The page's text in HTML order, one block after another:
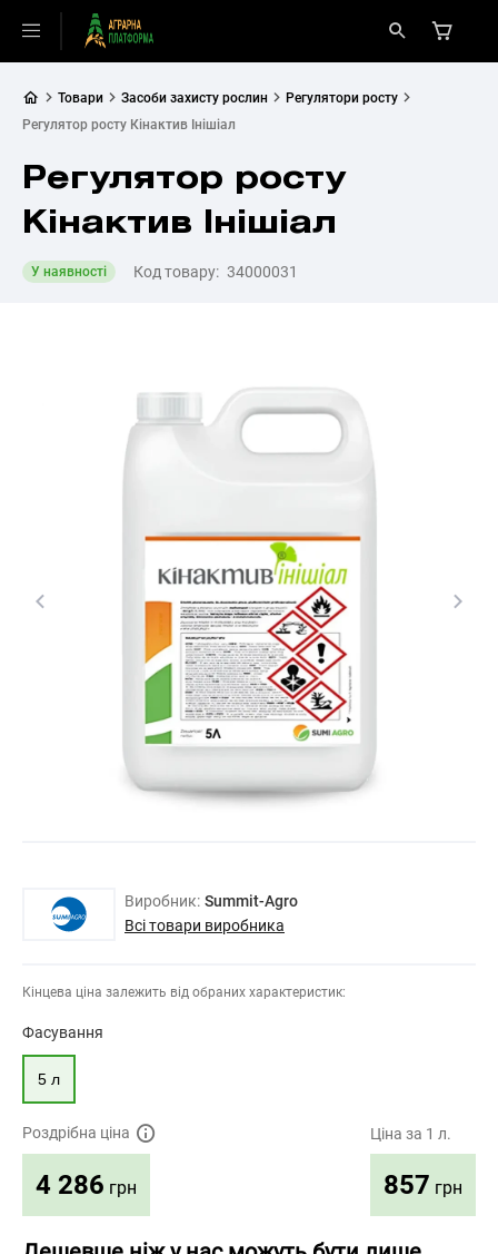
Товари Засоби захисту рослин
Регулятори росту
Регулятор росту Кінактив Інішіал
Регулятор росту
Кінактив Інішіал
У наявності Код товару: 34000031
Виробник: Summit-Agro
Всі товари виробника
Кінцева ціна залежить від обраних характеристик:
Фасування
5 л
Роздрібна ціна
4 286 грн
Ціна за 1 л.
857 грн